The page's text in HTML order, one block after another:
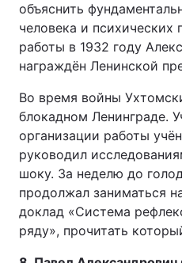
объяснить
человека и психических
работы в 1932 году
награждён Ленинской
Во время войны
блокадном Ленинграде.
организации работы
руководил
шоку. За неделю до
продолжал заниматься
доклад «Система
ряду», прочитать